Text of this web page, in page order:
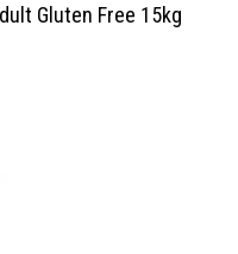
Gluten Free 15kg